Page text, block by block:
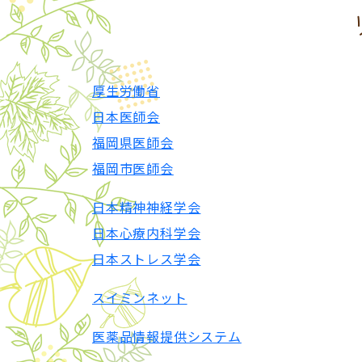
厚生労働省
日本医師会
福岡県医師会
福岡市医師会
日本精神神経学会
日本心療内科学会
日本ストレス学会
スイミンネット
医薬品情報提供システム